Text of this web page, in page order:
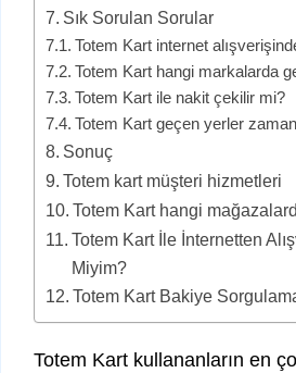
Sık Sorulan Sorular
Totem Kart internet
Totem Kart hangi markalarda
Totem Kart ile nakit çekilir mi?
Totem Kart geçen yerler
Sonuç
Totem kart müşteri hizmetleri
Totem Kart hangi
Totem Kart İle İnternetten
Miyim?
Totem Kart Bakiye
Totem Kart kullananların en